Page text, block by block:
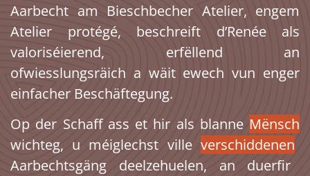
Aarbecht am Bieschbecher Atelier, engem
Atelier protégé, beschreift d’Renée als
valoriséierend, erfëllend an
ofwiesslungsräich a wäit ewech vun enger
einfacher Beschäftegung.
Op der Schaff ass et hir als blanne Mënsch
wichteg, u méiglechst ville verschiddenen
Aarbechtsgäng deelzehuelen, an duerfir